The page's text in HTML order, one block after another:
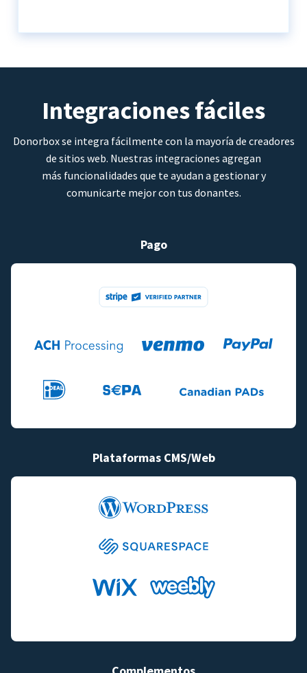
Integraciones fáciles
Donorbox se integra fácilmente con la mayoría de creadores
de sitios web. Nuestras integraciones agregan
más funcionalidades que te ayudan a gestionar y
comunicarte mejor con tus donantes.
Pago
Plataformas CMS/Web